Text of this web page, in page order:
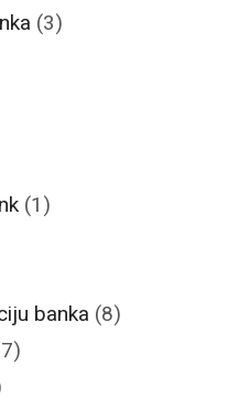
(3)
(1)
banka (8)